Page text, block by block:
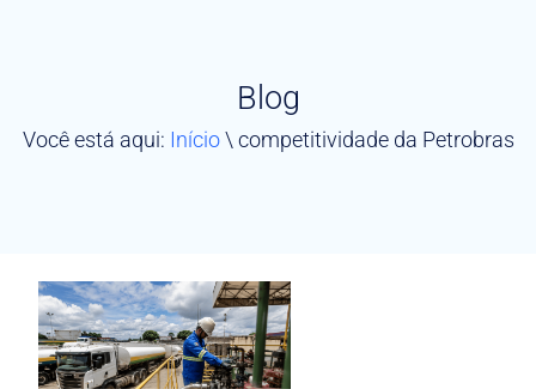
Blog
Você está aqui: Início\ competitividade da Petrobras